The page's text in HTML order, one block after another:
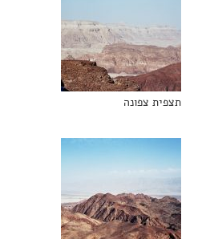
תצפית צפונה